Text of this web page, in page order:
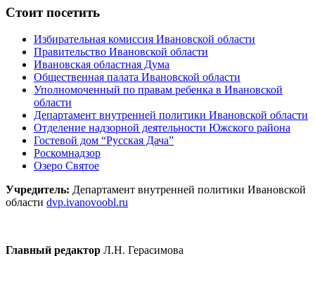
Стоит посетить
Избирательная комиссия Ивановской области
Правительство Ивановской области
Ивановская областная Дума
Общественная палата Ивановской области
Уполномоченный по правам ребенка в Ивановской
области
Департамент внутренней политики Ивановской области
Отделение надзорной деятельности Южского района
Гостевой дом “Русская Дача”
Роскомнадзор
Озеро Святое
Учредитель: Департамент внутренней политики Ивановской
области dvp.ivanovoobl.ru
Главный редактор Л.Н. Герасимова